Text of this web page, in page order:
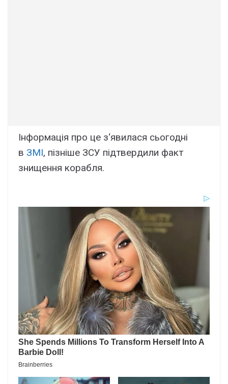
Інформація про це з‘явилася сьогодні
в ЗМІ, пізніше ЗСУ підтвердили факт
знищення корабля.